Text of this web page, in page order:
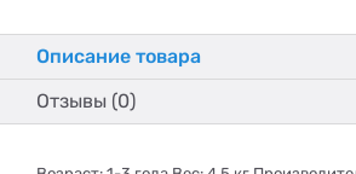
Описание товара
Отзывы (0)